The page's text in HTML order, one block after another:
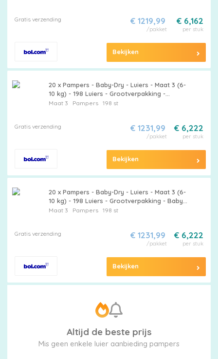
Gratis verzending € 6,162
per stuk
€ 1219,99
/pakket
Bekijken
20 x Pampers - Baby-Dry - Luiers - Maat 3 (6-
10 kg) - 198 Luiers - Grootverpakking -
Babyluiers - Luiers Maat 3 - Pampers Baby-
Maat 3 Pampers198 st
Gratis verzending € 6,222
per stuk
€ 1231,99
/pakket
Bekijken
20 x Pampers - Baby-Dry - Luiers - Maat 3 (6-
10 kg) - 198 Luiers - Grootverpakking - Baby
Luier - Luier 3 - Baby Droog - Luier 6-10 Kg -
Maat 3 Pampers198 st
Gratis verzending € 6,222
per stuk
€ 1231,99
/pakket
Bekijken
Altijd de beste prijs
Mis geen enkele luier aanbieding pampers